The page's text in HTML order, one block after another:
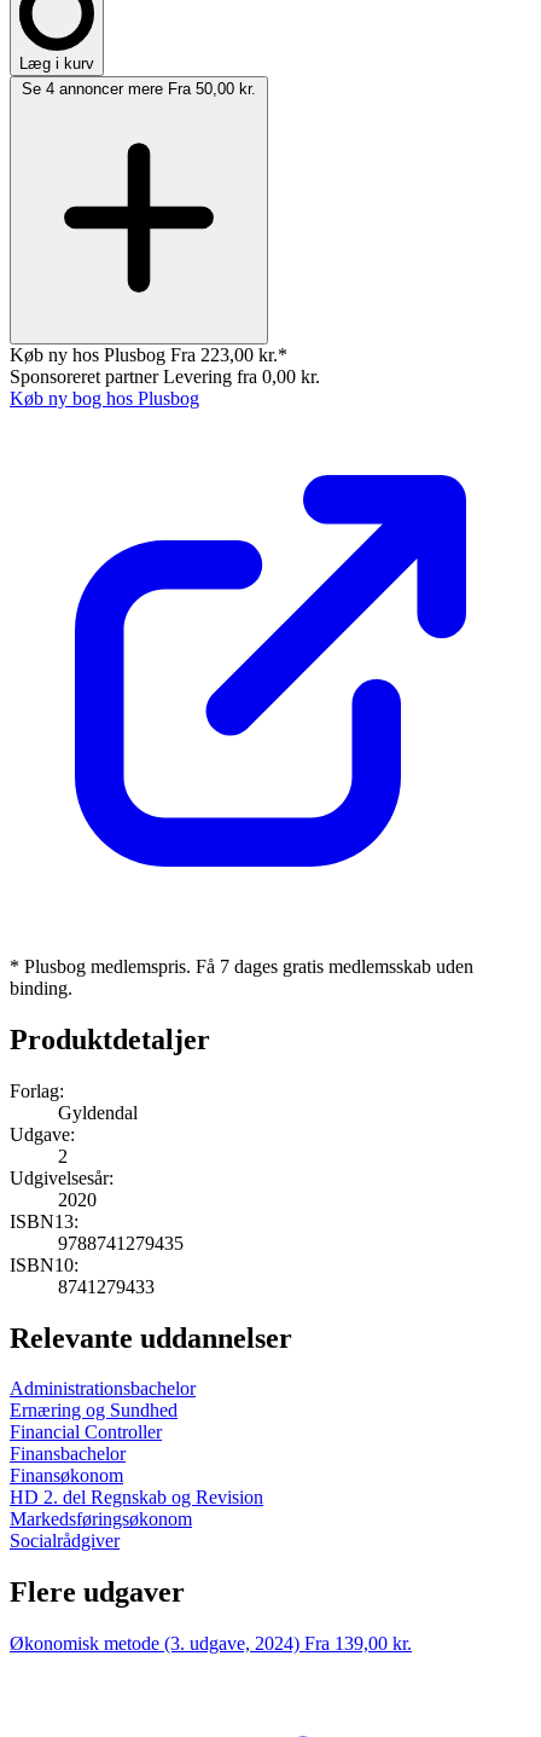
Læg i kurv
Se 4 annoncer mere Fra 50,00 kr.
Køb ny hos Plusbog Fra 223,00 kr.*
Sponsoreret partnerLevering fra 0,00 kr.
Køb ny bog hos Plusbog
* Plusbog medlemspris. Få 7 dages gratis medlemsskab uden
binding.
Produktdetaljer
Forlag:
Gyldendal
Udgave:
2
Udgivelsesår:
2020
ISBN13:
9788741279435
ISBN10:
8741279433
Relevante uddannelser
Administrationsbachelor
Ernæring og Sundhed
Financial Controller
Finansbachelor
Finansøkonom
HD 2. del Regnskab og Revision
Markedsføringsøkonom
Socialrådgiver
Flere udgaver
Økonomisk metode (3. udgave, 2024) Fra 139,00 kr.